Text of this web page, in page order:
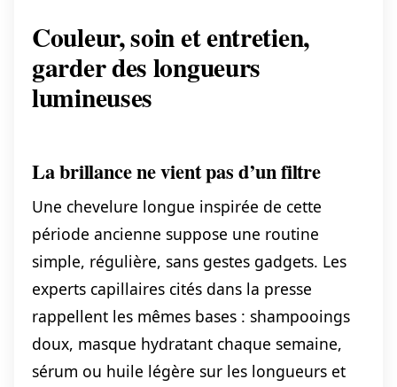
Couleur, soin et entretien,
garder des longueurs
lumineuses
La brillance ne vient pas d’un filtre
Une chevelure longue inspirée de cette
période ancienne suppose une routine
simple, régulière, sans gestes gadgets. Les
experts capillaires cités dans la presse
rappellent les mêmes bases : shampooings
doux, masque hydratant chaque semaine,
sérum ou huile légère sur les longueurs et